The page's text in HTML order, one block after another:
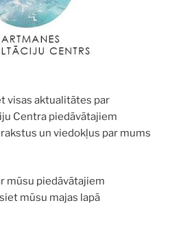
visas aktualitātes par
Centra piedāvātajiem
un viedokļus par mums
mūsu piedāvātajiem
mūsu majas lapā